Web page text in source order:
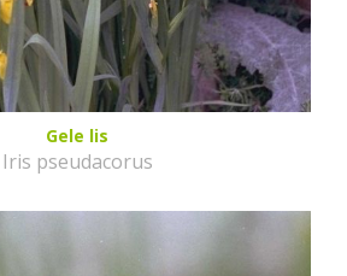
Gele lis
Iris pseudacorus